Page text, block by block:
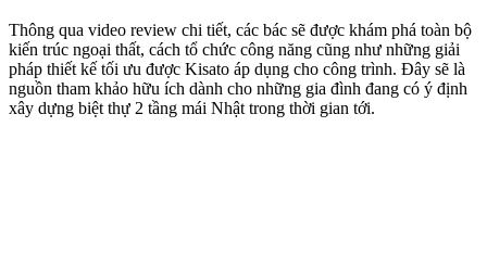
Thông qua video review chi tiết, các bác sẽ được khám phá toàn bộ
kiến trúc ngoại thất, cách tổ chức công năng cũng như những giải
pháp thiết kế tối ưu được Kisato áp dụng cho công trình. Đây sẽ là
nguồn tham khảo hữu ích dành cho những gia đình đang có ý định
xây dựng biệt thự 2 tầng mái Nhật trong thời gian tới.